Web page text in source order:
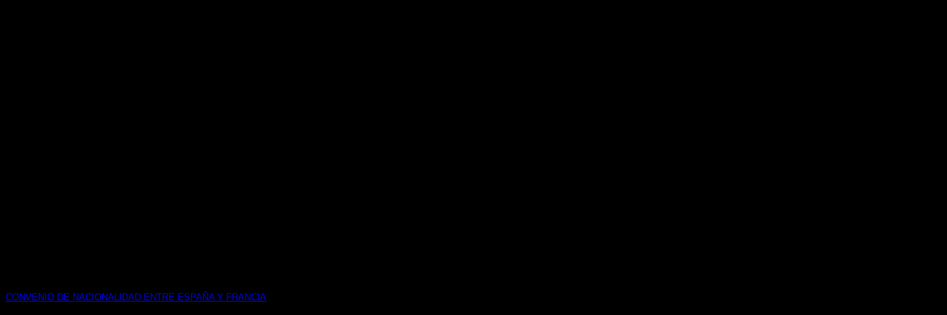
CONVENIO DE NACIONALIDAD ENTRE ESPAÑA Y FRANCIA